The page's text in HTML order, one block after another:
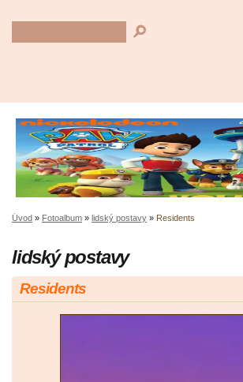
Úvod » Fotoalbum » lidský postavy » Residents
lidský postavy
Residents